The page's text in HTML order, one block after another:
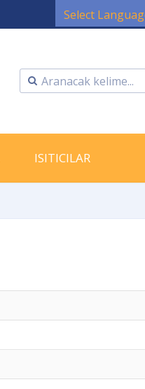
Select
ISITICILAR